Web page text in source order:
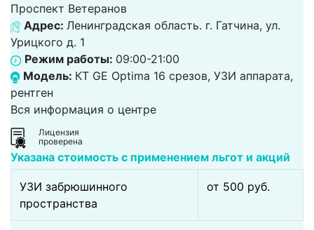
Проспект Ветеранов
Адрес: Ленинградская область. г. Гатчина, ул.
Урицкого д. 1
Режим работы: 09:00-21:00
Модель: КТ GE Optima 16 срезов, УЗИ аппарата,
рентген
Вся информация о центре
Лицензия
проверена
Указана стоимость с применением льгот и акций
УЗИ забрюшинного
пространства
от 500 pуб.